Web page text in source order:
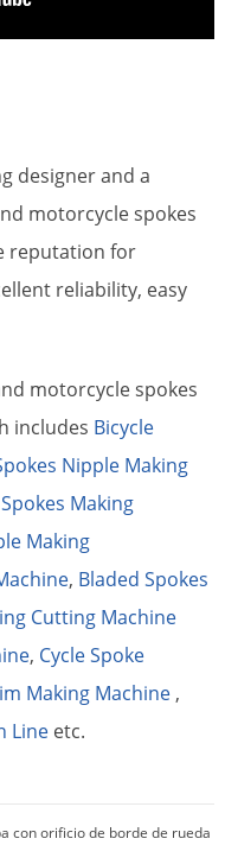
designer and a
motorcycle spokes
reputation for
reliability, easy
motorcycle spokes
includes Bicycle
Nipple Making
Making
Making
, Bladed Spokes
Cutting Machine
, Cycle Spoke
Making Machine,
Lineetc.
con orificio de borde de rueda